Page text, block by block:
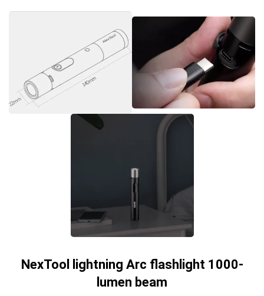
NexTool lightning Arc flashlight 1000-
lumen beam